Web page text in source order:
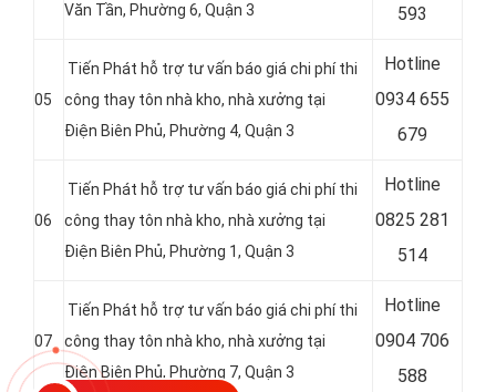
Văn Tần, Phường 6, Quận 3
593
05
Tiến Phát hỗ trợ tư vấn báo giá chi phí thi
công thay tôn nhà kho, nhà xưởng tại
Điện Biên Phủ, Phường 4, Quận 3
Hotline
0934 655
679
06
Tiến Phát hỗ trợ tư vấn báo giá chi phí thi
công thay tôn nhà kho, nhà xưởng tại
Điện Biên Phủ, Phường 1, Quận 3
Hotline
0825 281
514
07
Tiến Phát hỗ trợ tư vấn báo giá chi phí thi
công thay tôn nhà kho, nhà xưởng tại
Điện Biên Phủ, Phường 7, Quận 3
Hotline
0904 706
588